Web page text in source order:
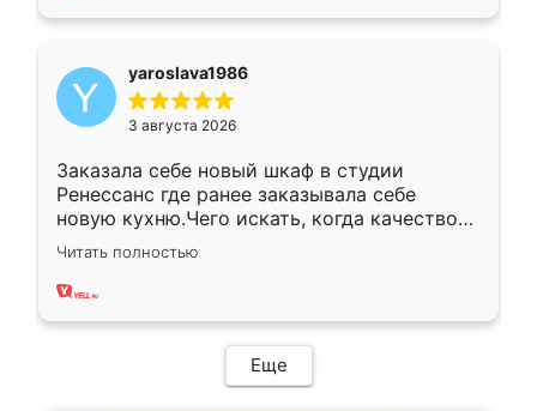
yaroslava1986
3 августа 2026
Заказала себе новый шкаф в студии
Ренессанс где ранее заказывала себе
новую кухню.Чего искать, когда качеством
вполне довольна. Служит кухня уже почти
два года, нареканий нет.
Читать полностью
Еще